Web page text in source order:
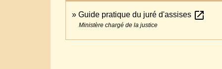
Guide pratique du juré d'assises open_in_new
Ministère chargé de la justice